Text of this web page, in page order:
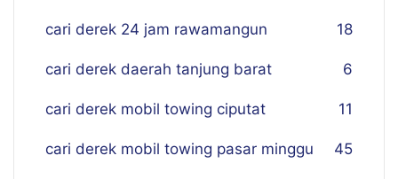
cari derek 24 jam rawamangun 18
cari derek daerah tanjung barat 6
cari derek mobil towing ciputat 11
cari derek mobil towing pasar minggu 45